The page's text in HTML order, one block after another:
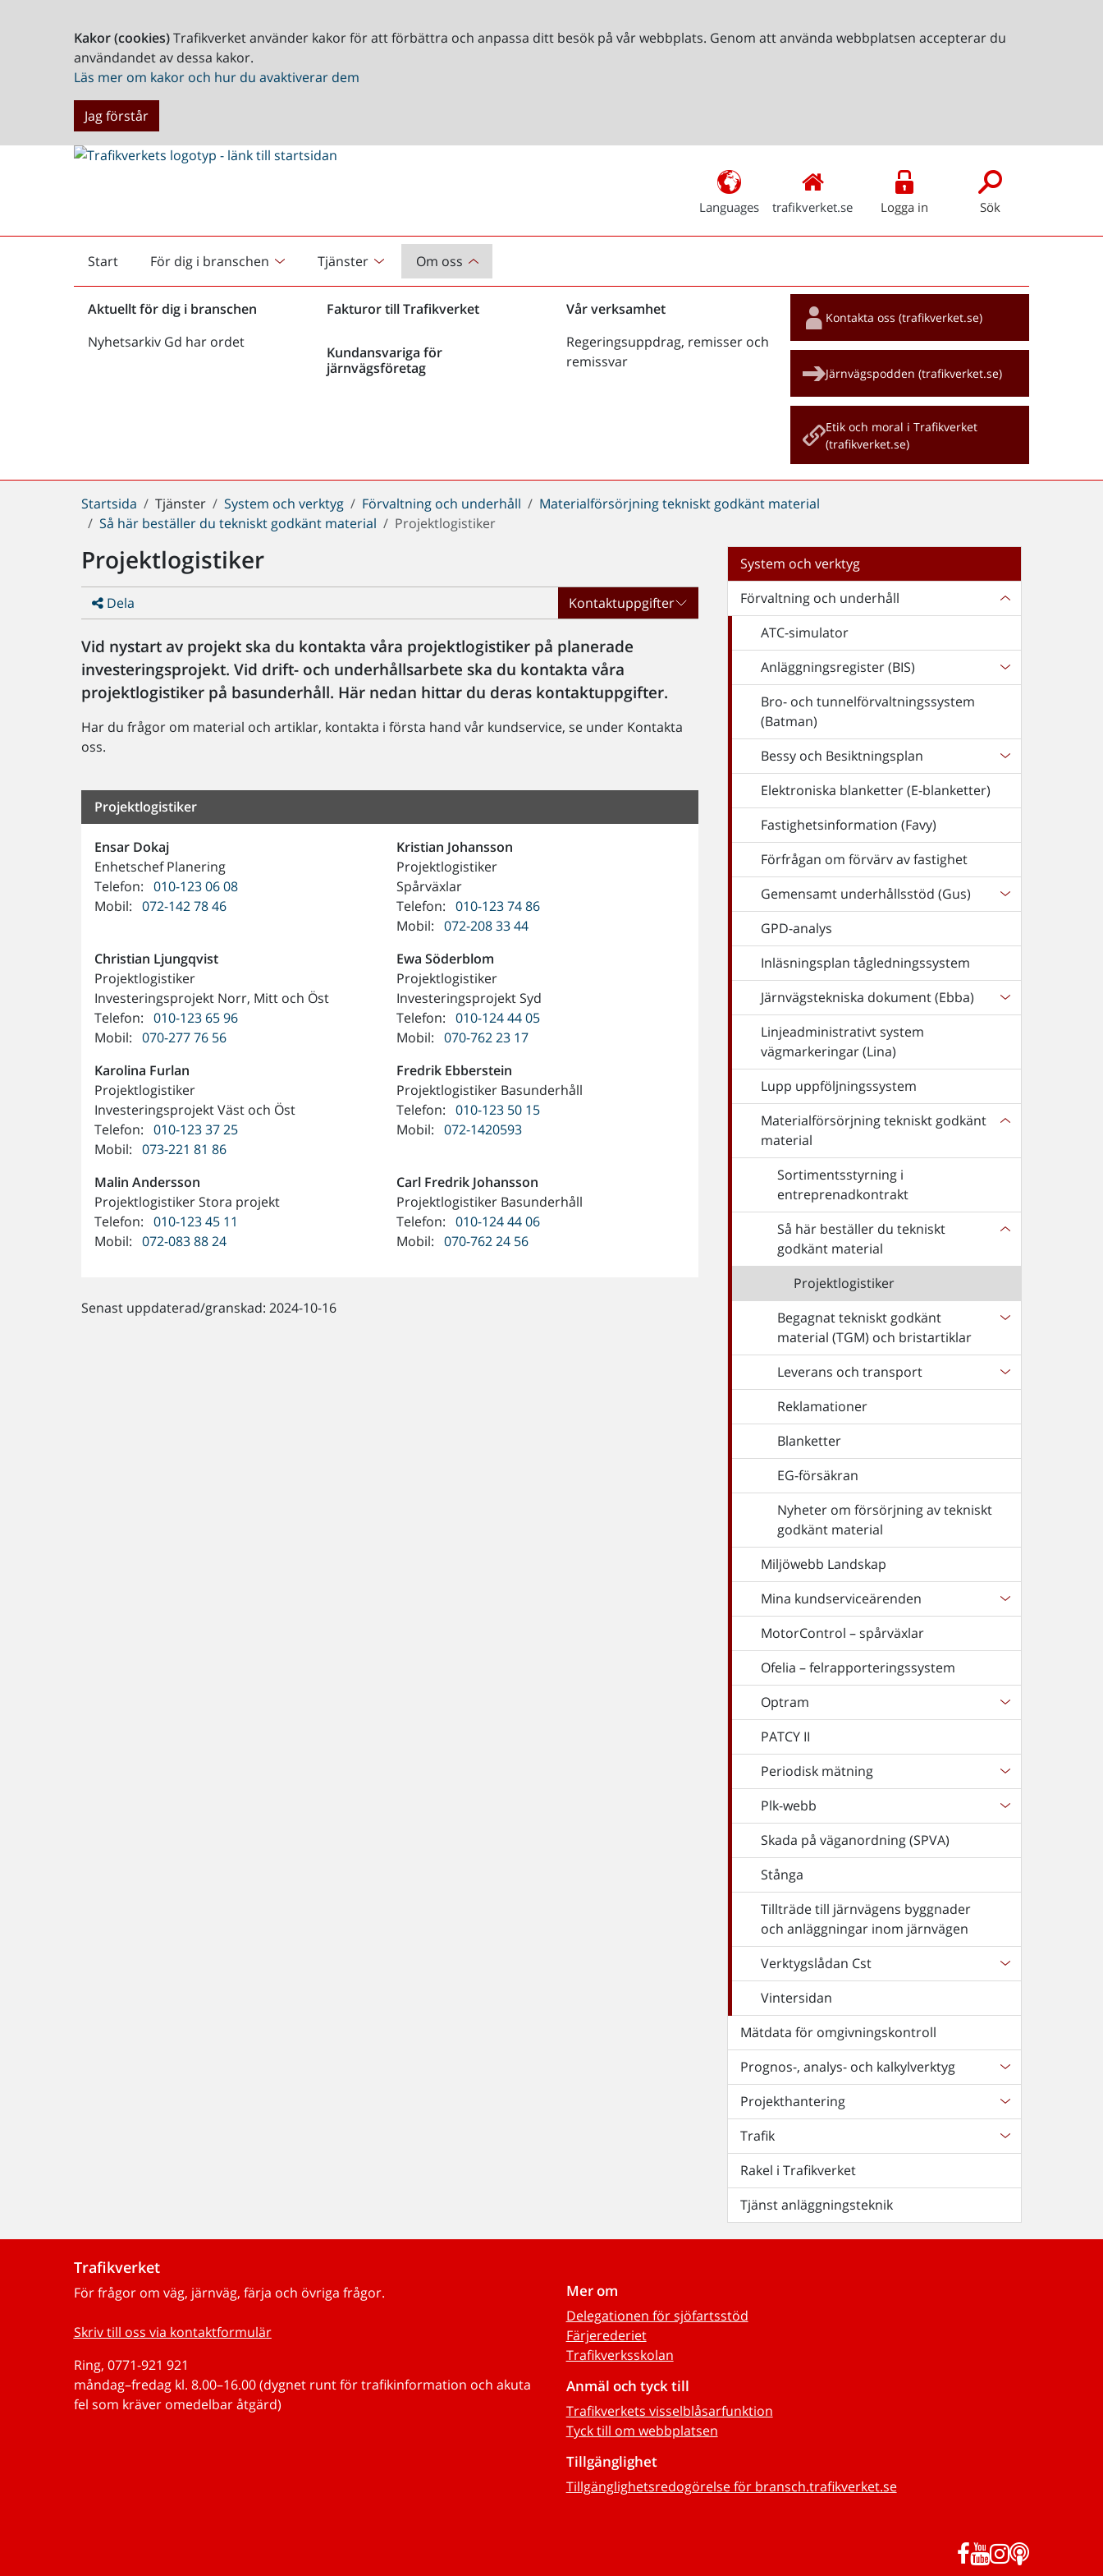
Kakor (cookies)Trafikverket använder kakor för att förbättra och anpassa ditt besök på vår webbplats. Genom att använda webbplatsen accepterar du
användandet av dessa kakor.
Läs mer om kakor och hur du avaktiverar dem
Jag förstår
Languages trafikverket.se Logga in Sök
Start
Startsida För dig i branschen Tjänster Om oss
Aktuellt för dig i branschen
Nyhetsarkiv Gd har ordet
Fakturor till Trafikverket
Kundansvariga för
järnvägsföretag
Vår verksamhet
Regeringsuppdrag, remisser och
remissvar
Snabblänkar
Kontakta oss (trafikverket.se)
Järnvägspodden (trafikverket.se)
Etik och moral i Trafikverket
(trafikverket.se)
Du
är
Startsida Tjänster System och verktyg Förvaltning och underhåll
Materialförsörjning tekniskt godkänt material
Så här beställer du tekniskt godkänt material
Projektlogistiker
Projektlogistiker
Dela Kontaktuppgifter
Vid nystart av projekt ska du kontakta våra projektlogistiker på planerade
investeringsprojekt. Vid drift- och underhållsarbete ska du kontakta våra
projektlogistiker på basunderhåll. Här nedan hittar du deras kontaktuppgifter.
Har du frågor om material och artiklar, kontakta i första hand vår kundservice, se under Kontakta
oss.
Projektlogistiker
Ensar Dokaj
Enhetschef Planering
Telefon:010-123 06 08
Mobil:072-142 78 46
Kristian Johansson
Projektlogistiker
Spårväxlar
Telefon:010-123 74 86
Mobil:072-208 33 44
Christian Ljungqvist
Projektlogistiker
Investeringsprojekt Norr, Mitt och Öst
Telefon:010-123 65 96
Mobil:070-277 76 56
Ewa Söderblom
Projektlogistiker
Investeringsprojekt Syd
Telefon:010-124 44 05
Mobil:070-762 23 17
Karolina Furlan
Projektlogistiker
Investeringsprojekt Väst och Öst
Telefon:010-123 37 25
Mobil:073-221 81 86
Fredrik Ebberstein
Projektlogistiker Basunderhåll
Telefon:010-123 50 15
Mobil:072-1420593
Malin Andersson
Projektlogistiker Stora projekt
Telefon:010-123 45 11
Mobil:072-083 88 24
Carl Fredrik Johansson
Projektlogistiker Basunderhåll
Telefon:010-124 44 06
Mobil:070-762 24 56
Senast uppdaterad/granskad: 2024-10-16
System och verktyg
Förvaltning och underhåll
ATC-simulator
Anläggningsregister (BIS)
Bro- och tunnelförvaltningssystem
(Batman)
Bessy och Besiktningsplan
Elektroniska blanketter (E-blanketter)
Fastighetsinformation (Favy)
Förfrågan om förvärv av fastighet
Gemensamt underhållsstöd (Gus)
GPD-analys
Inläsningsplan tågledningssystem
Järnvägstekniska dokument (Ebba)
Linjeadministrativt system
vägmarkeringar (Lina)
Lupp uppföljningssystem
Materialförsörjning tekniskt godkänt
material
Sortimentsstyrning i
entreprenadkontrakt
Så här beställer du tekniskt
godkänt material
Projektlogistiker
Begagnat tekniskt godkänt
material (TGM) och bristartiklar
Leverans och transport
Reklamationer
Blanketter
EG-försäkran
Nyheter om försörjning av tekniskt
godkänt material
Miljöwebb Landskap
Mina kundserviceärenden
MotorControl – spårväxlar
Ofelia – felrapporteringssystem
Optram
PATCY II
Periodisk mätning
Plk-webb
Skada på väganordning (SPVA)
Stånga
Tillträde till järnvägens byggnader
och anläggningar inom järnvägen
Verktygslådan Cst
Vintersidan
Mätdata för omgivningskontroll
Prognos-, analys- och kalkylverktyg
Projekthantering
Trafik
Rakel i Trafikverket
Tjänst anläggningsteknik
Trafikverket
För frågor om väg, järnväg, färja och övriga frågor.
Skriv till oss via kontaktformulär
Ring, 0771-921 921
måndag–fredag kl. 8.00–16.00 (dygnet runt för trafikinformation och akuta
fel som kräver omedelbar åtgärd)
Mer om
Delegationen för sjöfartsstöd
Färjerederiet
Trafikverksskolan
Anmäl och tyck till
Trafikverkets visselblåsarfunktion
Tyck till om webbplatsen
Tillgänglighet
Tillgänglighetsredogörelse för bransch.trafikverket.se
Facebook
YouTube
Instagram
Podd